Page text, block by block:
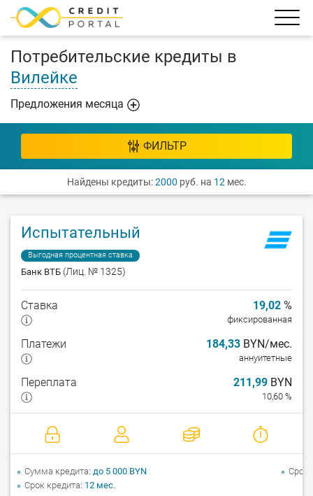
Потребительские кредиты в
Вилейке
Предложения месяца
ФИЛЬТР
Найдены кредиты:2000 руб. на 12 мес.
Испытательный
Выгодная процентная ставка
Банк ВТБ (Лиц. № 1325)
Ставка 19,02 %
фиксированная
Платежи 184,33 BYN/мес.
аннуитетные
Переплата 211,99 BYN
10,60 %
Сумма кредита до 5 000 BYN
Срок кредита 12 мес.
Срок